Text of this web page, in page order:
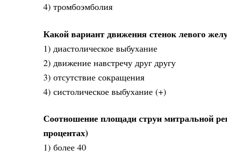
4) тромбоэмболия
Какой вариант движения стенок левого
1) диастолическое выбухание
2) движение навстречу друг другу
3) отсутствие сокращения
4) систолическое выбухание (+)
Соотношение площади струи митральной
процентах)
1) более 40